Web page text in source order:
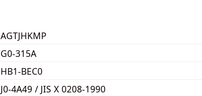
AGTJHKMP
G0-315A
HB1-BEC0
J0-4A49 / JIS X 0208-1990